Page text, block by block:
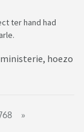
ter hand had
hoezo
»